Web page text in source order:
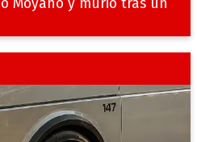
Moyano y murió tras un